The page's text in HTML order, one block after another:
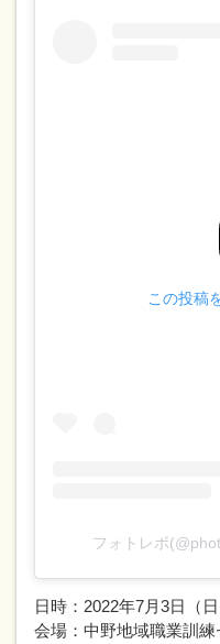
この投稿
フォトレボ
日時：2022年7月3日（
会場：中野地域職業訓練